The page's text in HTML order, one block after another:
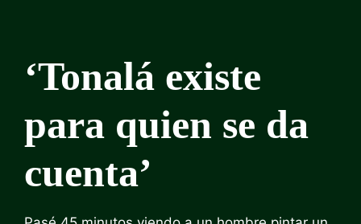
‘Tonalá existe
para quien se da
cuenta’